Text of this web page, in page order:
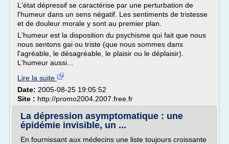
L'état dépressif se caractérise par une perturbation de
l'humeur dans un sens négatif. Les sentiments de tristesse
et de douleur morale y sont au premier plan.
L'humeur est la disposition du psychisme qui fait que nous
nous sentons gai ou triste (que nous sommes dans
l'agréable, le désagréable, le plaisir ou le déplaisir).
L'humeur aussi...
Lire la suite
Date: 2005-08-25 19:05:52
Site : http://promo2004.2007.free.fr
La dépression asymptomatique : une
épidémie invisible, un ...
En fournissant aux médecins une liste toujours croissante